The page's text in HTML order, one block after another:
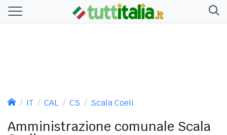
IT CAL CS Scala Coeli
Amministrazione comunale Scala